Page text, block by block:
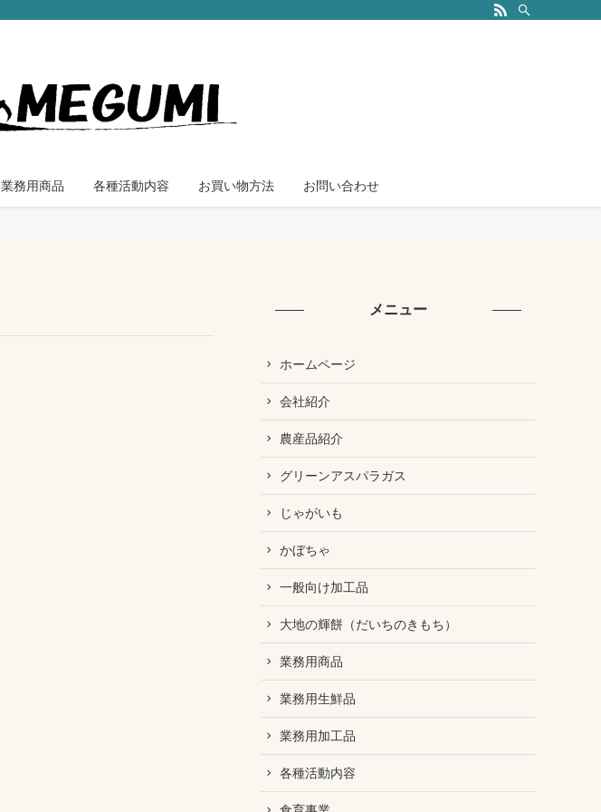
業務用商品 各種活動内容 お買い物方法 お問い合わせ
メニュー
ホームページ
会社紹介
農産品紹介
グリーンアスパラガス
じゃがいも
かぼちゃ
一般向け加工品
大地の輝餅（だいちのきもち）
業務用商品
業務用生鮮品
業務用加工品
各種活動内容